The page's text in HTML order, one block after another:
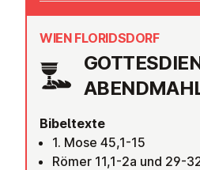
WIEN FLORIDSDORF
Bibeltexte
1. Mose 45,1-15
Römer 11,1-2a und 29-